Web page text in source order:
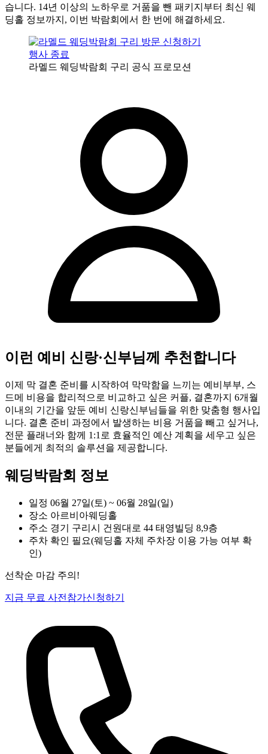
습니다. 14년 이상의 노하우로 거품을 뺀 패키지부터 최신 웨
딩홀 정보까지, 이번 박람회에서 한 번에 해결하세요.
행사 종료
라멜드 웨딩박람회 구리 공식 프로모션
이런 예비 신랑·신부님께 추천합니다
이제 막 결혼 준비를 시작하여 막막함을 느끼는 예비부부, 스
드메 비용을 합리적으로 비교하고 싶은 커플, 결혼까지 6개월
이내의 기간을 앞둔 예비 신랑신부님들을 위한 맞춤형 행사입
니다. 결혼 준비 과정에서 발생하는 비용 거품을 빼고 싶거나,
전문 플래너와 함께 1:1로 효율적인 예산 계획을 세우고 싶은
분들에게 최적의 솔루션을 제공합니다.
웨딩박람회 정보
일정 06월 27일(토) ~ 06월 28일(일)
장소 아르비아웨딩홀
주소 경기 구리시 건원대로 44 태영빌딩 8,9층
주차 확인 필요(웨딩홀 자체 주차장 이용 가능 여부 확
인)
선착순 마감 주의!
지금 무료 사전참가신청하기